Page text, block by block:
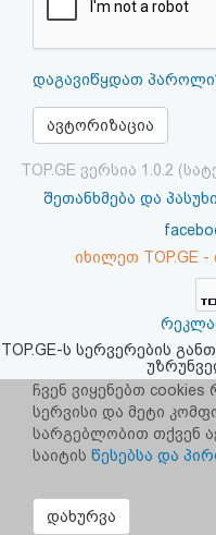
პაროლის
HTML
კოდი
შეთანხმება
პასუხისმგებლობის
უარყოფა
დაგავიწყდათ
ავტორიზაცია
TOP.GE ვერსია 1.0.2
შეთანხმება და
იხილეთ TOP.GE -
TOP.GE-ს სერვერების
ჩვენ ვიყენებთ
სერვისი და მეტი
სარგებლობით თქვენ
საიტის წესებსა და
დახურვა